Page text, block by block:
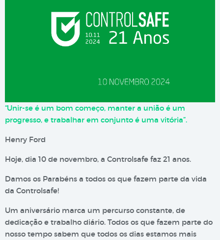
“Unir-se é um bom começo, manter a união é um
progresso, e trabalhar em conjunto é uma vitória”.
Henry Ford
Hoje, dia 10 de novembro, a Controlsafe faz 21 anos.
Damos os Parabéns a todos os que fazem parte da vida
da Controlsafe!
Um aniversário marca um percurso constante, de
dedicação e trabalho diário. Todos os que fazem parte do
nosso tempo sabem que todos os dias estamos mais